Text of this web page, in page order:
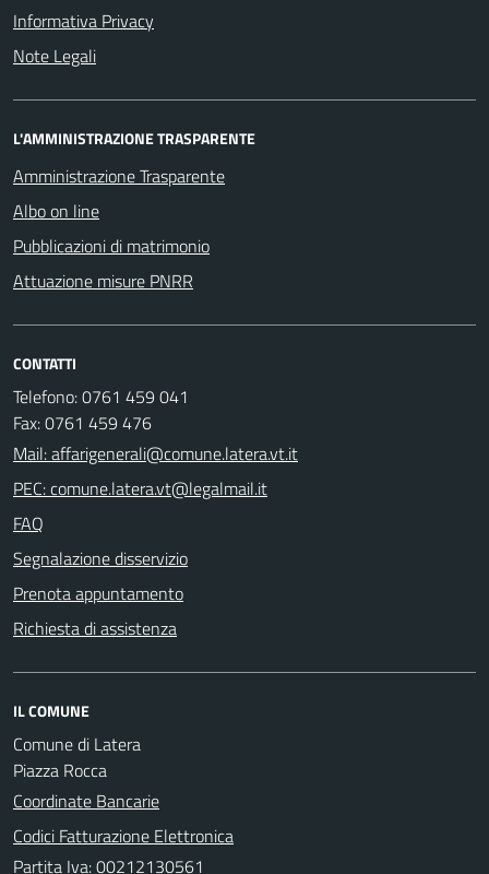
Informativa Privacy
Note Legali
L'AMMINISTRAZIONE TRASPARENTE
Amministrazione Trasparente
Albo on line
Pubblicazioni di matrimonio
Attuazione misure PNRR
CONTATTI
Telefono: 0761 459 041
Fax: 0761 459 476
Mail: affarigenerali@comune.latera.vt.it
PEC: comune.latera.vt@legalmail.it
FAQ
Segnalazione disservizio
Prenota appuntamento
Richiesta di assistenza
IL COMUNE
Comune di Latera
Piazza Rocca
Coordinate Bancarie
Codici Fatturazione Elettronica
Partita Iva: 00212130561